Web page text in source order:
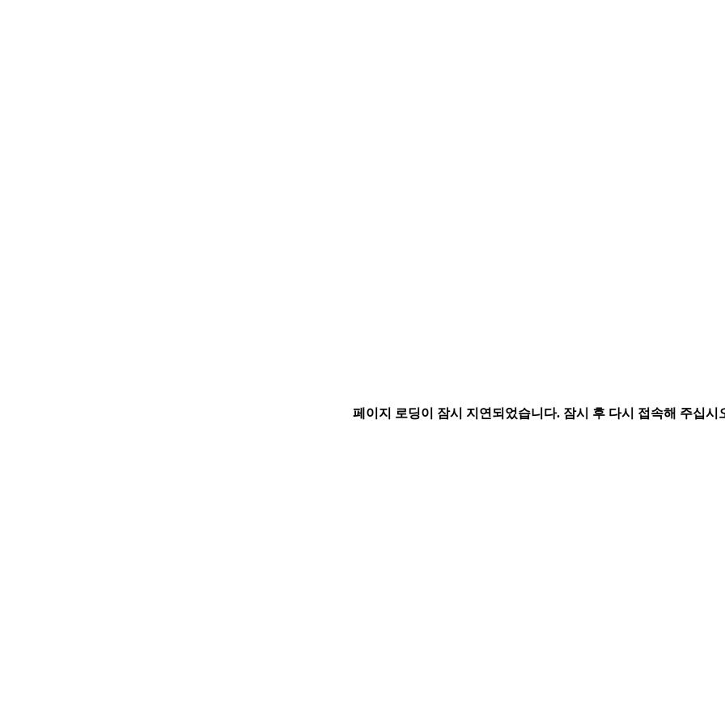
페이지 로딩이 잠시 지연되었습니다. 잠시 후 다시 접속해 주십시